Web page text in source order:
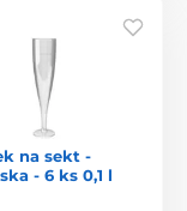
na sekt -
- 6 ks 0,1 l